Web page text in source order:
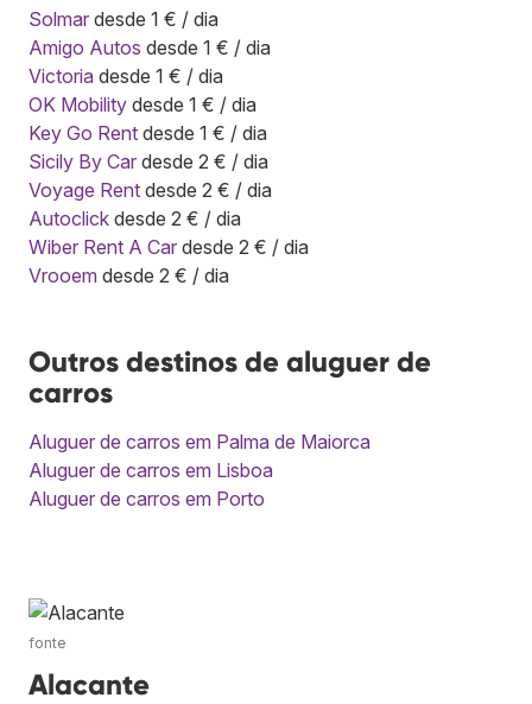
Solmar desde 1 € / dia
Amigo Autos desde 1 € / dia
Victoria desde 1 € / dia
OK Mobility desde 1 € / dia
Key Go Rent desde 1 € / dia
Sicily By Car desde 2 € / dia
Voyage Rent desde 2 € / dia
Autoclick desde 2 € / dia
Wiber Rent A Car desde 2 € / dia
Vrooem desde 2 € / dia
Outros destinos de aluguer de
carros
Aluguer de carros em Palma de Maiorca
Aluguer de carros em Lisboa
Aluguer de carros em Porto
fonte
Alacante